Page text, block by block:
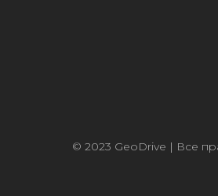
© 2023 GeoDrive | Все